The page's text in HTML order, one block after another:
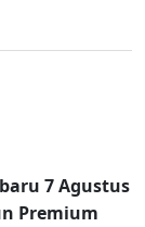
7 Agustus
Premium